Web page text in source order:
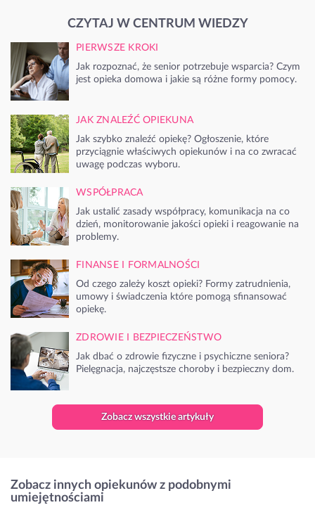
CZYTAJ W CENTRUM WIEDZY
PIERWSZE KROKI
Jak rozpoznać, że senior potrzebuje wsparcia? Czym
jest opieka domowa i jakie są różne formy pomocy.
JAK ZNALEŹĆ OPIEKUNA
Jak szybko znaleźć opiekę? Ogłoszenie, które
przyciągnie właściwych opiekunów i na co zwracać
uwagę podczas wyboru.
WSPÓŁPRACA
Jak ustalić zasady współpracy, komunikacja na co
dzień, monitorowanie jakości opieki i reagowanie na
problemy.
FINANSE I FORMALNOŚCI
Od czego zależy koszt opieki? Formy zatrudnienia,
umowy i świadczenia które pomogą sfinansować
opiekę.
ZDROWIE I BEZPIECZEŃSTWO
Jak dbać o zdrowie fizyczne i psychiczne seniora?
Pielęgnacja, najczęstsze choroby i bezpieczny dom.
Zobacz wszystkie artykuły
Zobacz innych opiekunów z podobnymi
umiejętnościami